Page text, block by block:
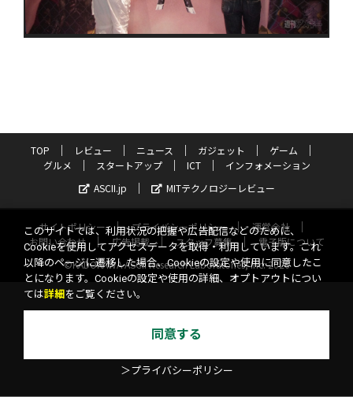
TOP レビュー ニュース ガジェット
ゲーム
グルメ
スタートアップ ICT
インフォメーション
ASCII.jp
MITテクノロジーレビュー
サイトポリシー プライバシーポリシー
運営会社
お問い合わせ
広告掲載 スタッフ募集
電子版について
©KADOKAWA ASCII Research Laboratories, Inc. 2026
このサイトでは、利用状況の把握や広告配信などのために、
Cookieを使用してアクセスデータを取得・利用しています。これ
以降のページに遷移した場合、Cookieの設定や使用に同意したこ
とになります。Cookieの設定や使用の詳細、オプトアウトについ
ては詳細 をご覧ください。
同意する
＞プライバシーポリシー